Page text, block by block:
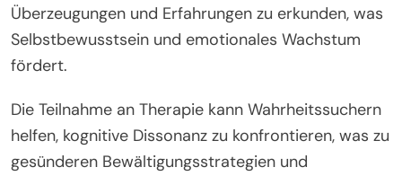
Überzeugungen und Erfahrungen zu erkunden, was
Selbstbewusstsein und emotionales Wachstum
fördert.
Die Teilnahme an Therapie kann Wahrheitssuchern
helfen, kognitive Dissonanz zu konfrontieren, was zu
gesünderen Bewältigungsstrategien und